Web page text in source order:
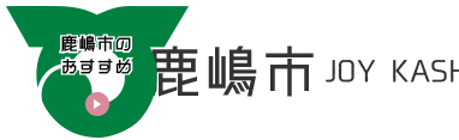
ペ
メ